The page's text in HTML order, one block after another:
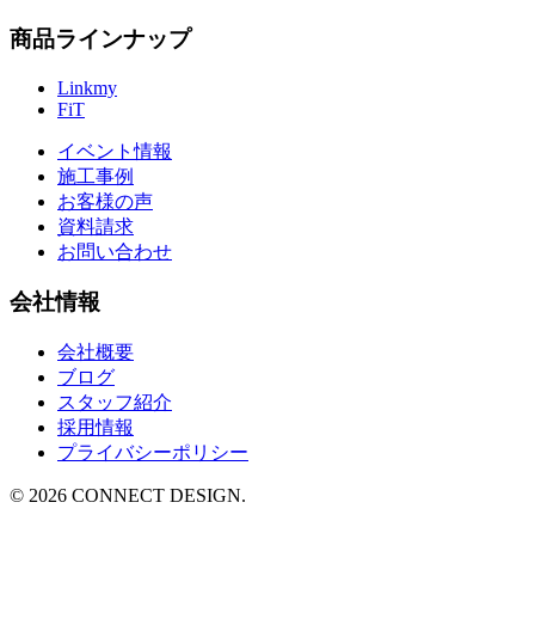
商品ラインナップ
Linkmy
FiT
イベント情報
施工事例
お客様の声
資料請求
お問い合わせ
会社情報
会社概要
ブログ
スタッフ紹介
採用情報
プライバシーポリシー
© 2026 CONNECT DESIGN.